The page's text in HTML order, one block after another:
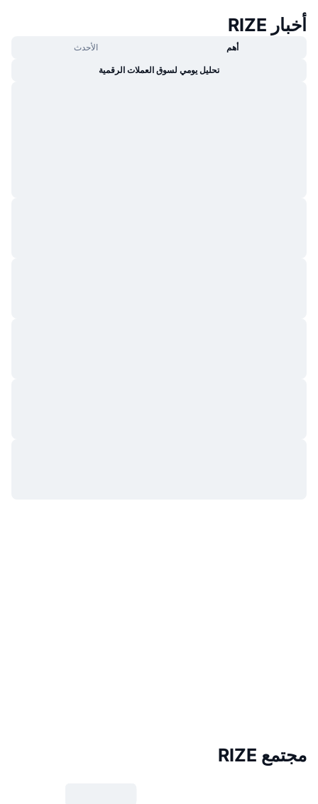
أخبار RIZE
أهم الأحدث
تحليل يومي لسوق العملات الرقمية
مجتمع RIZE